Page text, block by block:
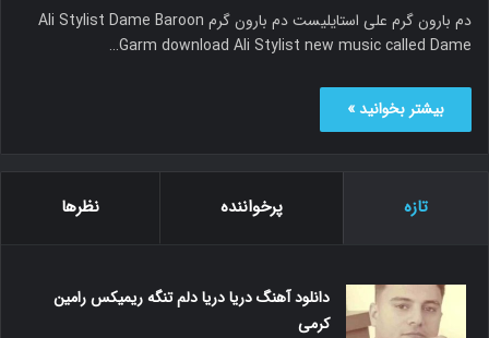
دم بارون گرم علی استایلیست دم بارون گرم Ali Stylist Dame Baroon
Garm download Ali Stylist new music called Dame…
بیشتر بخوانید »
تازه پرخواننده نظرها
دانلود آهنگ دریا دریا دلم تنگه ریمیکس رامین
کرمی